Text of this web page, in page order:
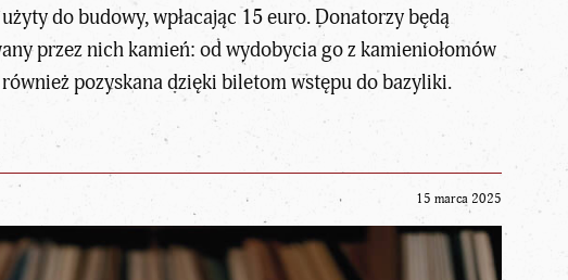
do budowy, wpłacając 15 euro. Donatorzy będą
przez nich kamień: od wydobycia go z kamieniołomów
pozyskana dzięki biletom wstępu do bazyliki.
15 marca 2025